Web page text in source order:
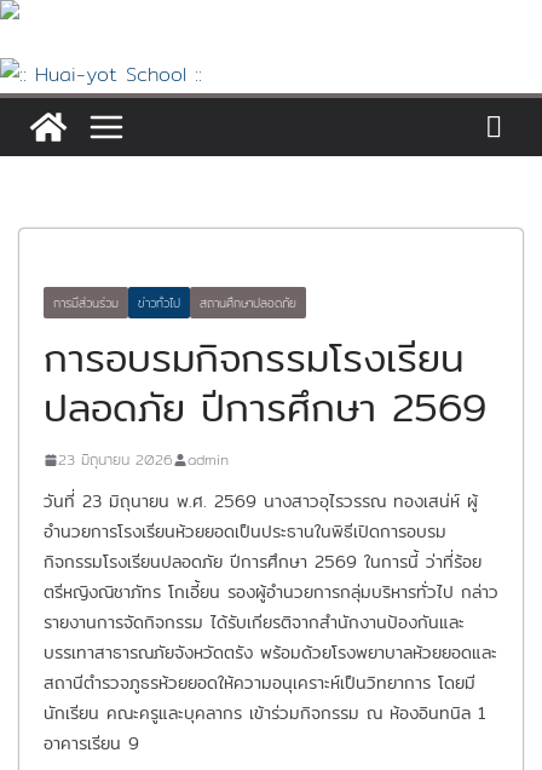
Skip
content
การมีส่วนร่วม ข่าวทั่วไป สถานศึกษาปลอดภัย
การอบรมกิจกรรมโรงเรียน
ปลอดภัย ปีการศึกษา 2569
23 มิถุนายน 2026 admin
วันที่ 23 มิถุนายน พ.ศ. 2569 นางสาวอุไรวรรณ ทองเสน่ห์ ผู้
อำนวยการโรงเรียนห้วยยอดเป็นประธานในพิธีเปิดการอบรม
กิจกรรมโรงเรียนปลอดภัย ปีการศึกษา 2569 ในการนี้ ว่าที่ร้อย
ตรีหญิงณิชาภัทร โกเอี้ยน รองผู้อำนวยการกลุ่มบริหารทั่วไป กล่าว
รายงานการจัดกิจกรรม ได้รับเกียรติจากสำนักงานป้องกันและ
บรรเทาสาธารณภัยจังหวัดตรัง พร้อมด้วยโรงพยาบาลห้วยยอดและ
สถานีตำรวจภูธรห้วยยอดให้ความอนุเคราะห์เป็นวิทยาการ โดยมี
นักเรียน คณะครูและบุคลากร เข้าร่วมกิจกรรม ณ ห้องอินทนิล 1
อาคารเรียน 9